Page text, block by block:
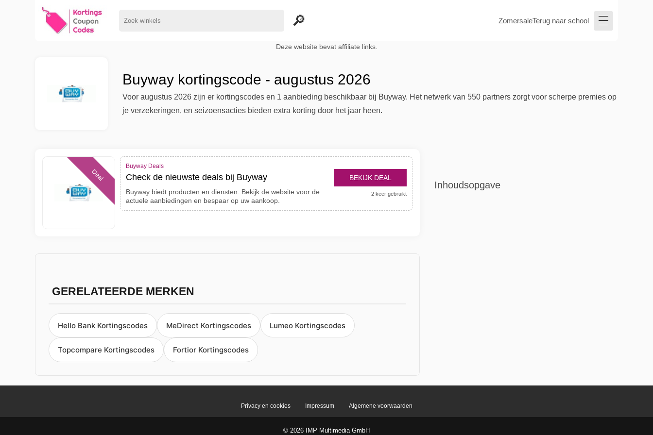
ZomersaleTerug naar school
Deze website bevat affiliate links.
Buyway kortingscode - augustus 2026
Voor augustus 2026 zijn er kortingscodes en 1 aanbieding beschikbaar bij Buyway. Het netwerk van 550 partners zorgt voor scherpe premies op
je verzekeringen, en seizoensacties bieden extra korting door het jaar heen.
Deal
Buyway Deals
Check de nieuwste deals bij Buyway
Buyway biedt producten en diensten. Bekijk de website voor de
actuele aanbiedingen en bespaar op uw aankoop.
BEKIJK DEAL
2 keer gebruikt
GERELATEERDE MERKEN
Hello Bank Kortingscodes MeDirect Kortingscodes Lumeo Kortingscodes
Topcompare Kortingscodes Fortior Kortingscodes
Inhoudsopgave
Privacy en cookies Impressum Algemene voorwaarden
© 2026 IMP Multimedia GmbH